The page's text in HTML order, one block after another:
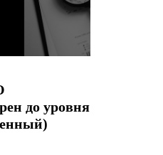
до уровня